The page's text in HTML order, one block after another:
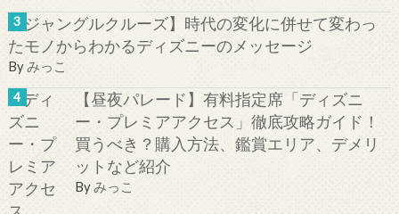
【ジャングルクルーズ】時代の変化に併せて変わっ
たモノからわかるディズニーのメッセージ
Byみっこ
【昼夜パレード】有料指定席「ディズニ
ー・プレミアアクセス」徹底攻略ガイド！
買うべき？購入方法、鑑賞エリア、デメリ
ットなど紹介
Byみっこ